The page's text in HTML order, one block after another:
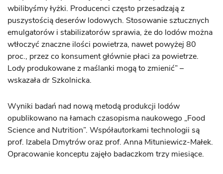
wbilibyśmy łyżki. Producenci często przesadzają z
puszystością deserów lodowych. Stosowanie sztucznych
emulgatorów i stabilizatorów sprawia, że do lodów można
wtłoczyć znaczne ilości powietrza, nawet powyżej 80
proc., przez co konsument głównie płaci za powietrze.
Lody produkowane z maślanki mogą to zmienić” –
wskazała dr Szkolnicka.
Wyniki badań nad nową metodą produkcji lodów
opublikowano na łamach czasopisma naukowego „Food
Science and Nutrition”. Współautorkami technologii są
prof. Izabela Dmytrów oraz prof. Anna Mituniewicz-Małek.
Opracowanie konceptu zajęło badaczkom trzy miesiące.